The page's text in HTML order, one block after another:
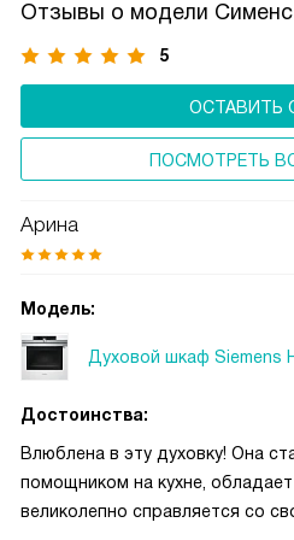
не требует дополнительных
Керамическое покрытие с
эффективно на протяжении
техники, обеспечивая её
и долговечность.
Отзывы о модели Сименс
5
ОСТАВИТЬ
ПОСМОТРЕТЬ
Арина
Модель:
Духовой шкаф Siemens
Достоинства:
Влюблена в эту духовку! Она
помощником на кухне,
великолепно справляется со